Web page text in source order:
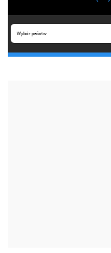
Wybór państw